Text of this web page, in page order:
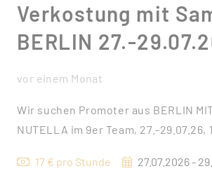
Verkostung mit
BERLIN 27.-
vor einem Monat
Wir suchen Promoter aus BERLIN
NUTELLA im 9er Team, 27.-29.07.26,
17 € pro Stunde 27.07.2026 -